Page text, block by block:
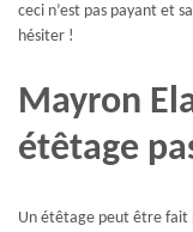
ceci n’est pas payant et
hésiter !
Mayron
étêtage
Un étêtage peut être fait